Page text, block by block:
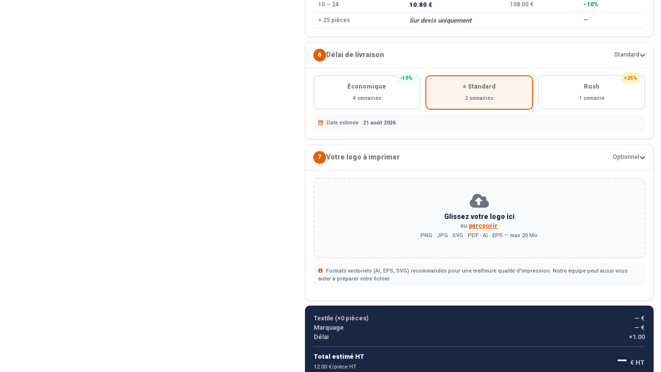
10 – 24 10.80 € 108.00 € −10%
> 25 pièces Sur devis uniquement —
6 Délai de livraison Standard
−10%
Économique
4 semaines
⭐ Standard
2 semaines
+25%
Rush
1 semaine
Date estimée : 21 août 2026
7 Votre logo à imprimer Optionnel
Glissez votre logo ici
ou parcourir
PNG · JPG · SVG · PDF · AI · EPS — max 20 Mo
Formats vectoriels (AI, EPS, SVG) recommandés pour une meilleure qualité d'impression. Notre équipe peut aussi vous
aider à préparer votre fichier.
Textile (×0pièces)
— €
Marquage
— €
Délai
×1.00
Total estimé HT
12.00 €/pièce HT — € HT